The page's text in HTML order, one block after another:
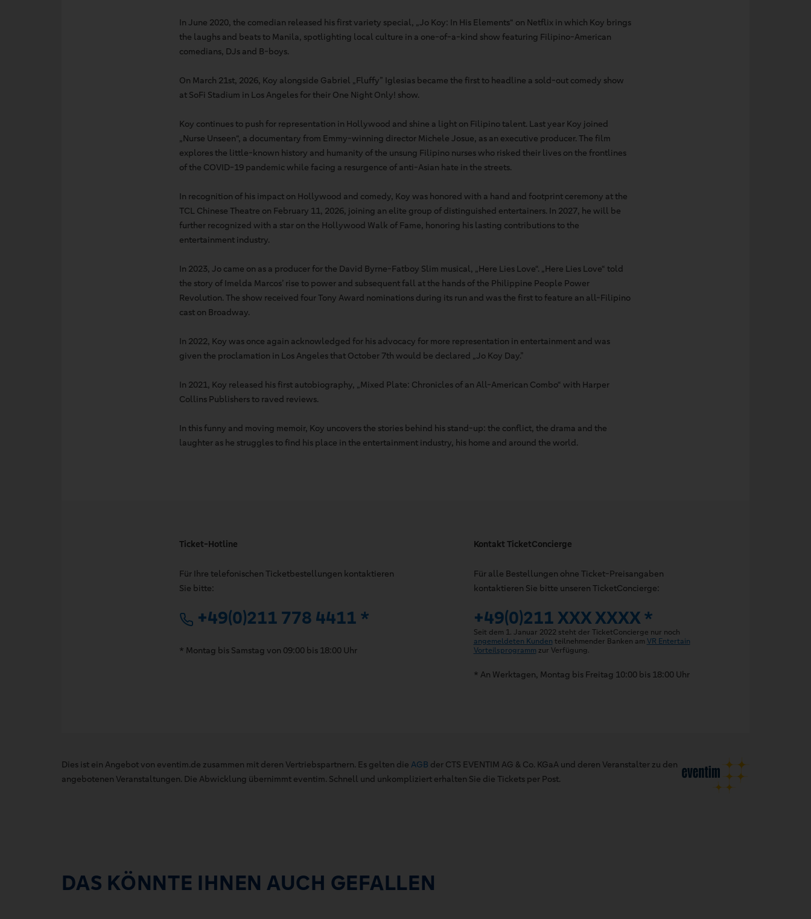
In June 2020, the comedian released his first variety special, „Jo Koy: In His Elements“ on Netflix in which Koy brings
the laughs and beats to Manila, spotlighting local culture in a one-of-a-kind show featuring Filipino-American
comedians, DJs and B-boys.
On March 21st, 2026, Koy alongside Gabriel „Fluffy” Iglesias became the first to headline a sold-out comedy show
at SoFi Stadium in Los Angeles for their One Night Only! show.
Koy continues to push for representation in Hollywood and shine a light on Filipino talent. Last year Koy joined
„Nurse Unseen“, a documentary from Emmy-winning director Michele Josue, as an executive producer. The film
explores the little-known history and humanity of the unsung Filipino nurses who risked their lives on the frontlines
of the COVID-19 pandemic while facing a resurgence of anti-Asian hate in the streets.
In recognition of his impact on Hollywood and comedy, Koy was honored with a hand and footprint ceremony at the
TCL Chinese Theatre on February 11, 2026, joining an elite group of distinguished entertainers. In 2027, he will be
further recognized with a star on the Hollywood Walk of Fame, honoring his lasting contributions to the
entertainment industry.
In 2023, Jo came on as a producer for the David Byrne-Fatboy Slim musical, „Here Lies Love“. „Here Lies Love“ told
the story of Imelda Marcos’ rise to power and subsequent fall at the hands of the Philippine People Power
Revolution. The show received four Tony Award nominations during its run and was the first to feature an all-Filipino
cast on Broadway.
In 2022, Koy was once again acknowledged for his advocacy for more representation in entertainment and was
given the proclamation in Los Angeles that October 7th would be declared „Jo Koy Day.”
In 2021, Koy released his first autobiography, „Mixed Plate: Chronicles of an All-American Combo“ with Harper
Collins Publishers to raved reviews.
In this funny and moving memoir, Koy uncovers the stories behind his stand-up: the conflict, the drama and the
laughter as he struggles to find his place in the entertainment industry, his home and around the world.
Ticket-Hotline
Für Ihre telefonischen Ticketbestellungen kontaktieren
Sie bitte:
+49(0)211 778 4411 *
* Montag bis Samstag von 09:00 bis 18:00 Uhr
Kontakt TicketConcierge
Für alle Bestellungen ohne Ticket-Preisangaben
kontaktieren Sie bitte unseren TicketConcierge:
+49(0)211 XXX XXXX *
Seit dem 1. Januar 2022 steht der TicketConcierge nur noch
angemeldeten Kunden teilnehmender Banken am VR Entertain
Vorteilsprogramm zur Verfügung.
* An Werktagen, Montag bis Freitag 10:00 bis 18:00 Uhr
Dies ist ein Angebot von eventim.de zusammen mit deren Vertriebspartnern. Es gelten die AGB der CTS EVENTIM AG & Co. KGaA und deren Veranstalter zu den
angebotenen Veranstaltungen. Die Abwicklung übernimmt eventim. Schnell und unkompliziert erhalten Sie die Tickets per Post.
DAS KÖNNTE IHNEN AUCH GEFALLEN